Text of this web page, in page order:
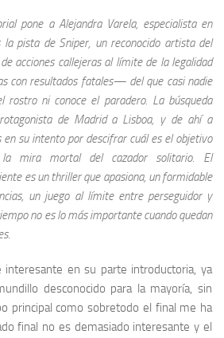
pone a Alejandra Varela, especialista en
pista de Sniper, un reconocido artista del
acciones callejeras al límite de la legalidad
con resultados fatales— del que casi nadie
rostro ni conoce el paradero. La búsqueda
de Madrid a Lisboa, y de ahí a
en su intento por descifrar cuál es el objetivo
mira mortal del cazador solitario. El
es unthrillerque apasiona, un formidable
un juego al límite entre perseguidor y
no es lo más importante cuando quedan
interesante en su parte introductoria, ya
desconocido para la mayoría, sin
principal como sobretodo el final me ha
final no es demasiado interesante y el